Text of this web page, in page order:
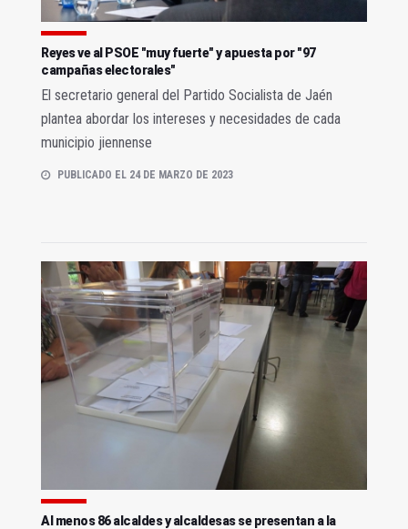
Reyes ve al PSOE "muy fuerte" y apuesta por "97
campañas electorales"
El secretario general del Partido Socialista de Jaén
plantea abordar los intereses y necesidades de cada
municipio jiennense
PUBLICADO EL 24 DE MARZO DE 2023
Al menos 86 alcaldes y alcaldesas se presentan a la